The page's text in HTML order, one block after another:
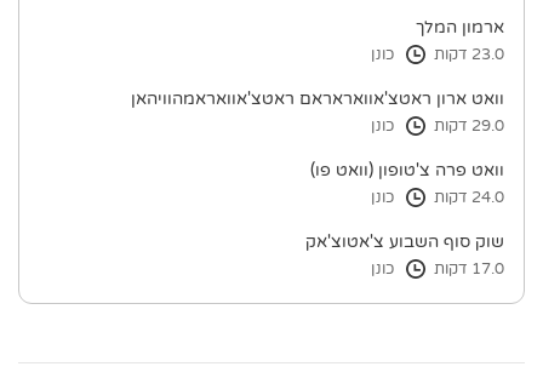
ארמון המלך
23.0 דקות כונן
וואט ארון ראטצ'אוואראראם ראטצ'אוואראמהוויהאן
29.0 דקות כונן
וואט פרה צ'טופון (וואט פו)
24.0 דקות כונן
שוק סוף השבוע צ'אטוצ'אק
17.0 דקות כונן